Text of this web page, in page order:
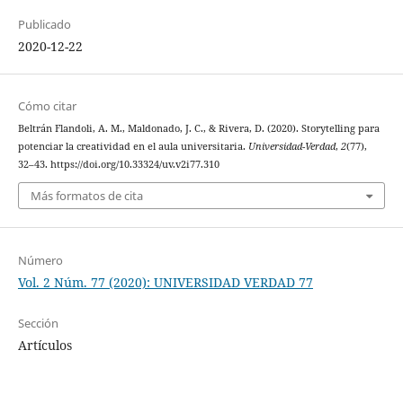
Publicado
2020-12-22
Cómo citar
Beltrán Flandoli, A. M., Maldonado, J. C., & Rivera, D. (2020). Storytelling para
potenciar la creatividad en el aula universitaria. Universidad-Verdad, 2(77),
32–43. https://doi.org/10.33324/uv.v2i77.310
Más formatos de cita
Número
Vol. 2 Núm. 77 (2020): UNIVERSIDAD VERDAD 77
Sección
Artículos